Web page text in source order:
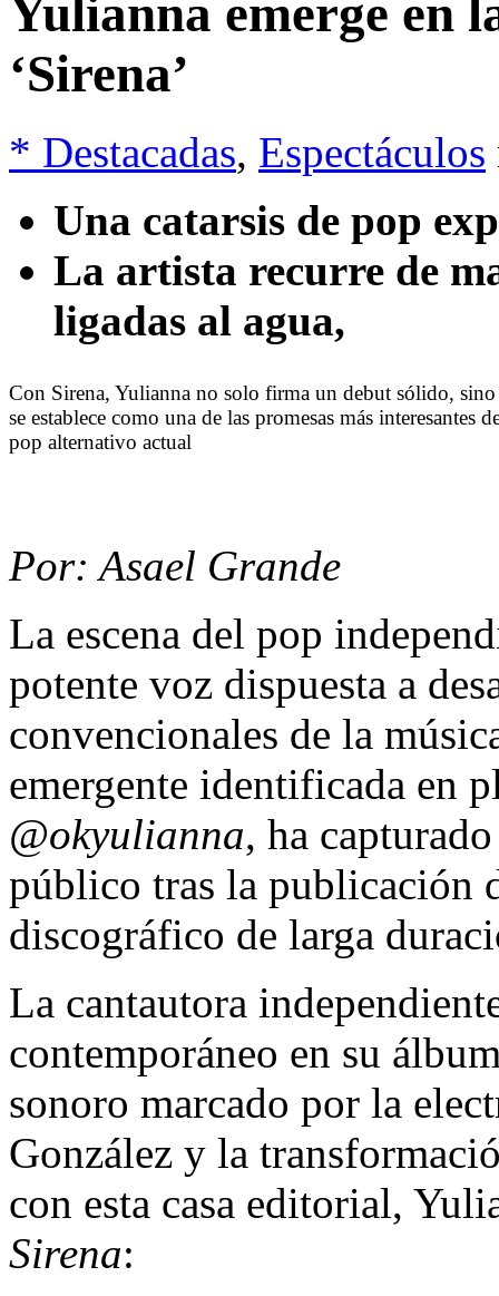
Yulianna emerge en
‘Sirena’
* Destacadas, Espectáculos
Una catarsis de pop
La artista recurre de
ligadas al agua,
Con Sirena, Yulianna no solo firma un debut sólido, sino
se establece como una de las promesas más interesantes
pop alternativo actual
Por: Asael Grande
La escena del pop
potente voz dispuesta a
convencionales de la
emergente identificada en
@okyulianna, ha
público tras la publicación
discográfico de larga
La cantautora
contemporáneo en su
sonoro marcado por la
González y la
con esta casa editorial,
Sirena: